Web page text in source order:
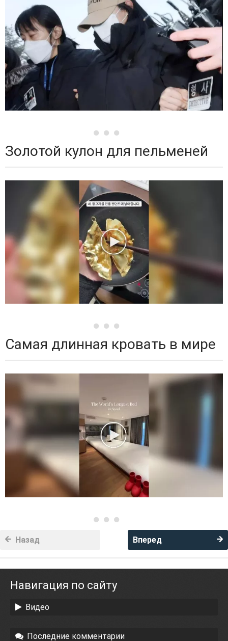
Золотой кулон для пельменей
Самая длинная кровать в мире
Вперед
Назад
Навигация по сайту
Видео
Последние комментарии